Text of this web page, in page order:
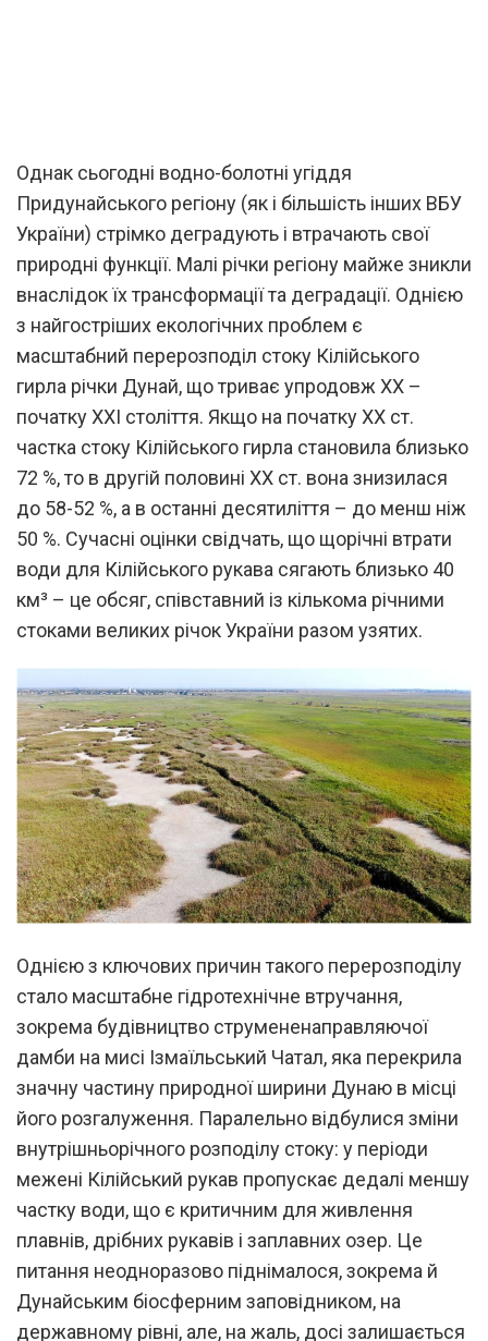
Однак сьогодні водно-болотні угіддя
Придунайського регіону (як і більшість інших ВБУ
України) стрімко деградують і втрачають свої
природні функції. Малі річки регіону майже зникли
внаслідок їх трансформації та деградації. Однією
з найгостріших екологічних проблем є
масштабний перерозподіл стоку Кілійського
гирла річки Дунай, що триває упродовж ХХ –
початку ХХІ століття. Якщо на початку ХХ ст.
частка стоку Кілійського гирла становила близько
72 %, то в другій половині ХХ ст. вона знизилася
до 58-52 %, а в останні десятиліття – до менш ніж
50 %. Сучасні оцінки свідчать, що щорічні втрати
води для Кілійського рукава сягають близько 40
км³ – це обсяг, співставний із кількома річними
стоками великих річок України разом узятих.
Однією з ключових причин такого перерозподілу
стало масштабне гідротехнічне втручання,
зокрема будівництво струмененаправляючої
дамби на мисі Ізмаїльський Чатал, яка перекрила
значну частину природної ширини Дунаю в місці
його розгалуження. Паралельно відбулися зміни
внутрішньорічного розподілу стоку: у періоди
межені Кілійський рукав пропускає дедалі меншу
частку води, що є критичним для живлення
плавнів, дрібних рукавів і заплавних озер. Це
питання неодноразово піднімалося, зокрема й
Дунайським біосферним заповідником, на
державному рівні, але, на жаль, досі залишається